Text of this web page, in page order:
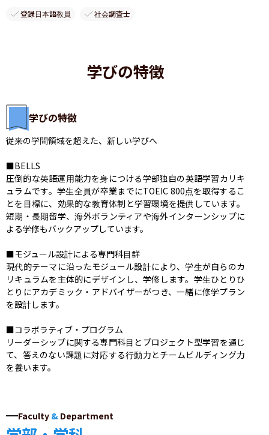
登録日本語教員 社会調査士
学びの特徴
学びの特徴
従来の学問領域を超えた、新しい学びへ
■BELLS
圧倒的な英語運用能力を身につける学部独自の英語学習カリキ
ュラムです。学生全員が卒業までにTOEIC 800点を取得するこ
とを目標に、効果的な教育体制と学習環境を提供しています。
短期・長期留学、海外ボランティアや海外インターンシップに
よる学修もバックアップしています。
■モジュール設計による専門科目群
現代的テーマに沿ったモジュール設計により、学生が自らのカ
リキュラムを主体的にデザインし、学修します。学生ひとりひ
とりにアカデミック・アドバイザーがつき、一緒に修学プラン
を設計します。
■コラボラティブ・プログラム
リーダーシップに関する専門科目とプロジェクト型学習を通じ
て、答えのない課題に対応する行動力とチームビルディング力
を養います。
Faculty & Department